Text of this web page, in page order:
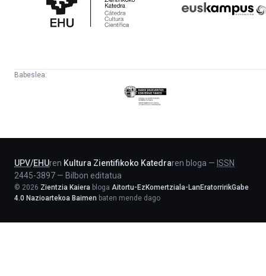
Katedra
Babeslea:
Eusko
Jaurlaritza
UPV/EHUren Kultura Zientifikoko Katedraren bloga — ISSN
2445-3897 — Bilbon editatua
© 2026 Zientzia Kaiera bloga Aitortu-EzKomertziala-LanEratorririkGabe
4.0 Nazioartekoa Baimen baten mende dago